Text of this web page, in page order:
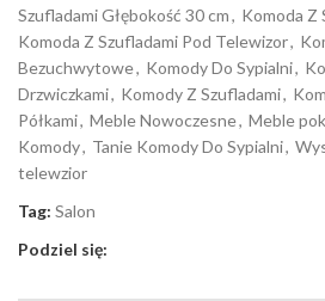
Szufladami Głębokość 30 cm, Komoda Z
Komoda Z Szufladami Pod Telewizor,
Bezuchwytowe, Komody Do Sypialni,
Drzwiczkami, Komody Z Szufladami,
Półkami, Meble Nowoczesne, Meble
Komody, Tanie Komody Do Sypialni,
telewzior
Tag: Salon
Podziel się: